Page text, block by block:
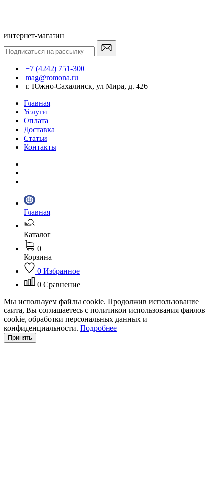
интернет-магазин
+7 (4242) 751-300
mag@romona.ru
г. Южно-Сахалинск, ул Мира, д. 426
Главная
Услуги
Оплата
Доставка
Статьи
Контакты
Главная
Каталог
0
Корзина
0 Избранное
0 Сравнение
Мы используем файлы cookie. Продолжив использование
сайта, Вы соглашаетесь с политикой использования файлов
cookie, обработки персональных данных и
конфиденциальности. Подробнее
Принять